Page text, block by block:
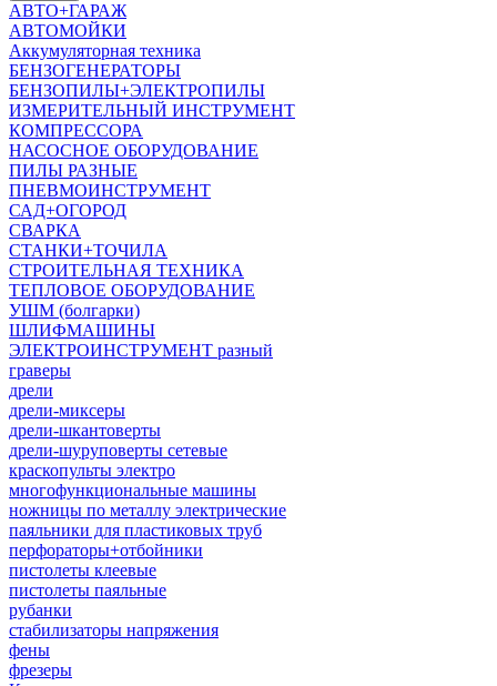
АВТО+ГАРАЖ
АВТОМОЙКИ
Аккумуляторная техника
БЕНЗОГЕНЕРАТОРЫ
БЕНЗОПИЛЫ+ЭЛЕКТРОПИЛЫ
ИЗМЕРИТЕЛЬНЫЙ ИНСТРУМЕНТ
КОМПРЕССОРА
НАСОСНОЕ ОБОРУДОВАНИЕ
ПИЛЫ РАЗНЫЕ
ПНЕВМОИНСТРУМЕНТ
САД+ОГОРОД
СВАРКА
СТАНКИ+ТОЧИЛА
СТРОИТЕЛЬНАЯ ТЕХНИКА
ТЕПЛОВОЕ ОБОРУДОВАНИЕ
УШМ (болгарки)
ШЛИФМАШИНЫ
ЭЛЕКТРОИНСТРУМЕНТ разный
граверы
дрели
дрели-миксеры
дрели-шкантоверты
дрели-шуруповерты сетевые
краскопульты электро
многофункциональные машины
ножницы по металлу электрические
паяльники для пластиковых труб
перфораторы+отбойники
пистолеты клеевые
пистолеты паяльные
рубанки
стабилизаторы напряжения
фены
фрезеры